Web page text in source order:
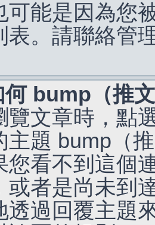
可能是因為您
表。請聯絡管
何 bump（推
覽文章時，點
主題 bump（
您看不到這個
或者是尚未到
透過回覆主題